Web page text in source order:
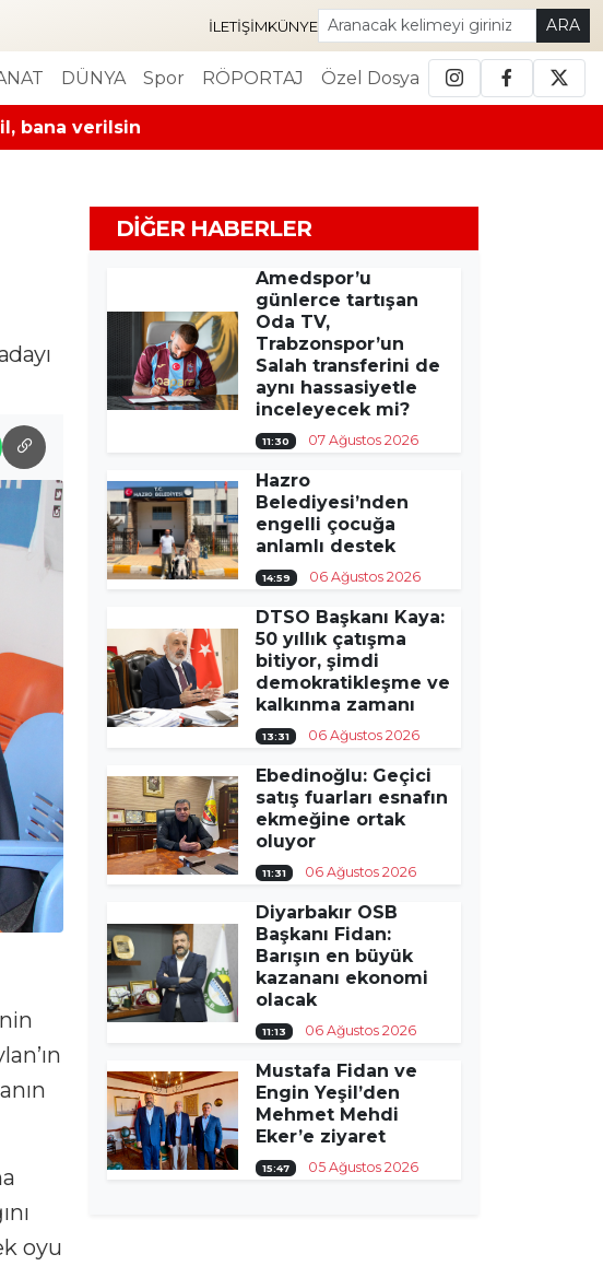
İLETIŞIMKÜNYE ARA
DÜNYA Spor RÖPORTAJ Özel Dosya
bana verilsin
oyu
DIĞER HABERLER
Amedspor’u
günlerce tartışan
Oda TV,
Trabzonspor’un
Salah transferini de
aynı hassasiyetle
inceleyecek mi?
11:30 07 Ağustos 2026
Hazro
Belediyesi’nden
engelli çocuğa
anlamlı destek
14:59 06 Ağustos 2026
DTSO Başkanı Kaya:
50 yıllık çatışma
bitiyor, şimdi
demokratikleşme ve
kalkınma zamanı
13:31 06 Ağustos 2026
Ebedinoğlu: Geçici
satış fuarları esnafın
ekmeğine ortak
oluyor
11:31 06 Ağustos 2026
Diyarbakır OSB
Başkanı Fidan:
Barışın en büyük
kazananı ekonomi
olacak
11:13 06 Ağustos 2026
Mustafa Fidan ve
Engin Yeşil’den
Mehmet Mehdi
Eker’e ziyaret
15:47 05 Ağustos 2026